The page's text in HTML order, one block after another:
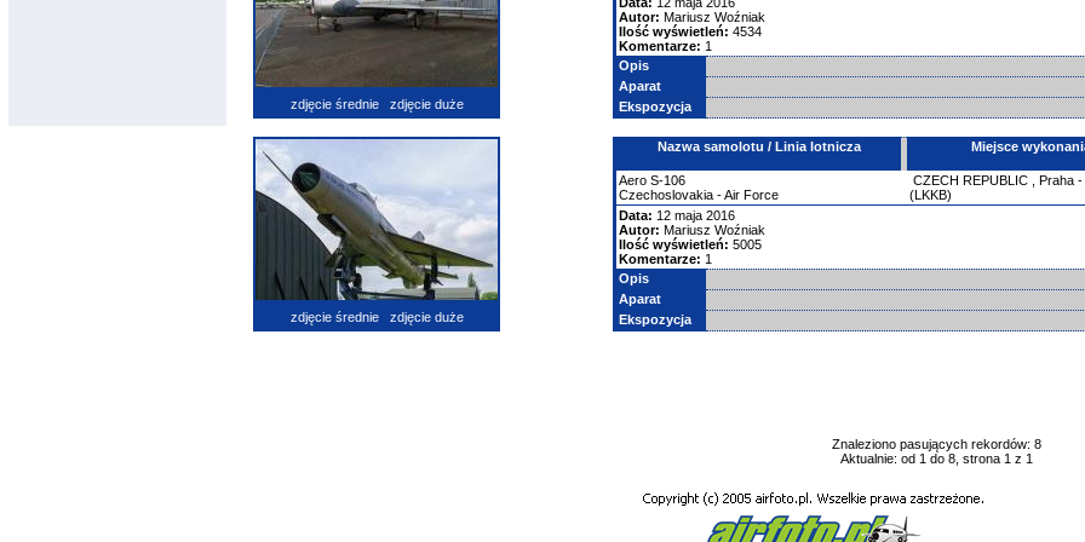
zdjęcie średnie zdjęcie duże
Autor: Mariusz Woźniak
Ilość wyświetleń: 4534
Komentarze: 1
Opis
Aparat
Ekspozycja
zdjęcie średnie zdjęcie duże
Nazwa samolotu / Linia lotnicza Miejsce
Aero S-106
Czechoslovakia - Air Force
CZECH REPUBLIC
Praha -
(LKKB)
Data: 12 maja 2016
Autor: Mariusz Woźniak
Ilość wyświetleń: 5005
Komentarze: 1
Opis
Aparat
Ekspozycja
Znaleziono pasujących rekordów: 8
Aktualnie: od 1 do 8, strona 1 z 1